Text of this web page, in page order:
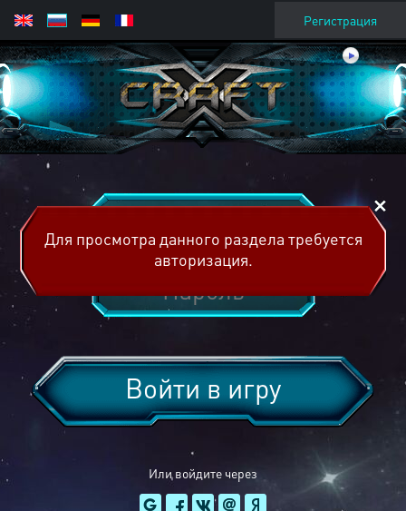
Регистрация
Или войдите через
Войти в игру
Для просмотра данного раздела требуется
авторизация.